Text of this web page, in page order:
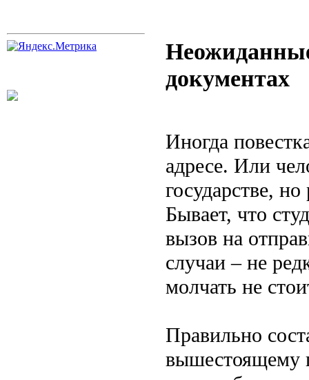
документах
Иногда
адресе. Или
государстве,
Бывает, что
вызов на
случаи – не
молчать не
Правильно
вышестоящему